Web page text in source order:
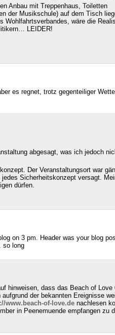
Anbau mit Treppenhaus, Toiletten
der Musikschule) auf dem Tisch
Wohlfahrtsverbandes, wäre die
LEIDER!
es regnet, trotz gegenteiliger
abgesagt, was ich jedoch
Der Veranstaltungsort war
Sicherheitskonzept versagt.
dürfen.
on 3 pm. Header was your blog
so long
hinweisen, dass das Beach of Love
der bekannten Ereignisse
www.beach-of-love.de nachlesen
in Peenemuende empfangen zu